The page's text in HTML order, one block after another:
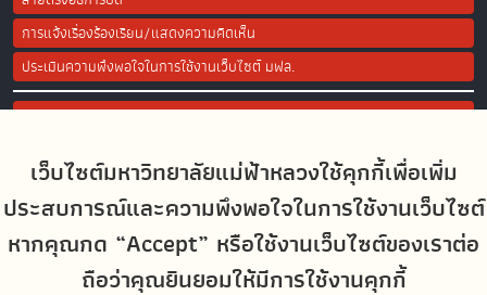
เว็บไซต์มหาวิทยาลัยแม่ฟ้าหลวงใช้คุกกี้เพื่อเพิ่ม
ประสบการณ์และความพึงพอใจในการใช้งานเว็บไซต์
หากคุณกด “Accept” หรือใช้งานเว็บไซต์ของเราต่อ
ถือว่าคุณยินยอมให้มีการใช้งานคุกกี้
การแจ้งเรื่องร้องเรียน/แสดงความคิดเห็น
ประเมินความพึงพอใจในการใช้งานเว็บไซต์ มฟล.
Site Map
Social Media